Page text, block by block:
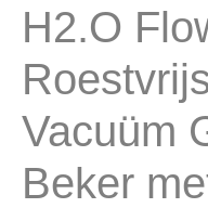
H2.O
Vacuüm
Beker